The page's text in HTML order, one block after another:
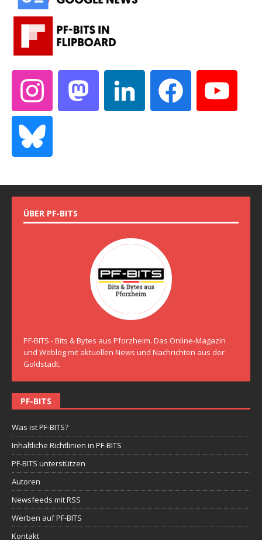
ÜBER PF-BITS
PF-BITS - Bits & Bytes aus Pforzheim. Das Online-Magazin
und Weblog mit aktuellen News und Nachrichten aus der
Goldstadt.
PF-BITS
Was ist PF-BITS?
Inhaltliche Richtlinien in PF-BITS
PF-BITS unterstützen
Autoren
Newsfeeds mit RSS
Werben auf PF-BITS
Kontakt